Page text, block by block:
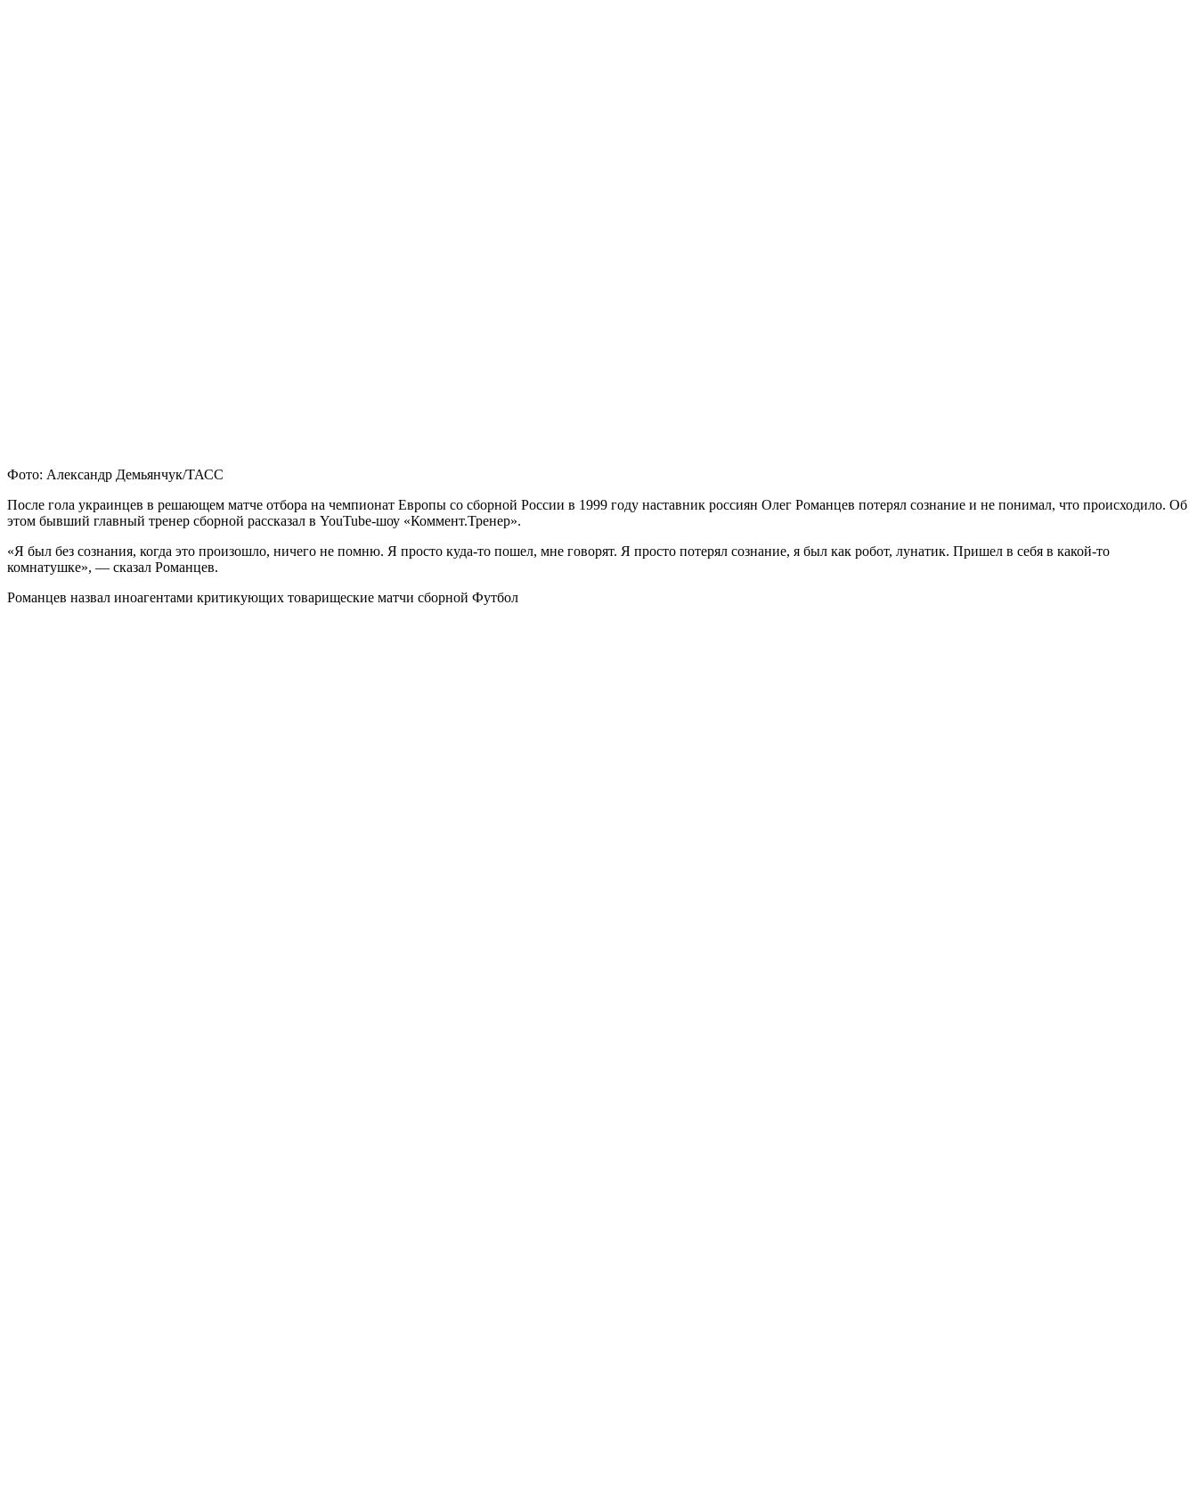
Фото: Александр Демьянчук/ТАСС
После гола украинцев в решающем матче отбора на чемпионат Европы со сборной России в 1999 году наставник россиян Олег Романцев потерял сознание и не понимал, что происходило. Об
этом бывший главный тренер сборной рассказал в YouTube-шоу «Коммент.Тренер».
«Я был без сознания, когда это произошло, ничего не помню. Я просто куда-то пошел, мне говорят. Я просто потерял сознание, я был как робот, лунатик. Пришел в себя в какой-то
комнатушке», — сказал Романцев.
Романцев назвал иноагентами критикующих товарищеские матчи сборной Футбол